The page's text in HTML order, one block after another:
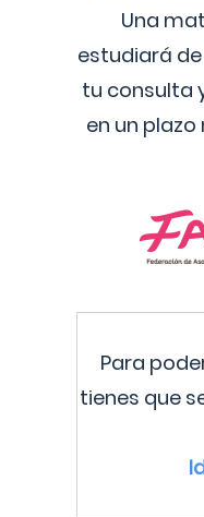
Una
estudiará
tu consulta
en un
Para
tienes que